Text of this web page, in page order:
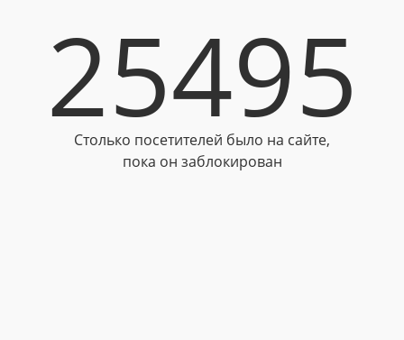
25495
Столько посетителей было на сайте,
пока он заблокирован